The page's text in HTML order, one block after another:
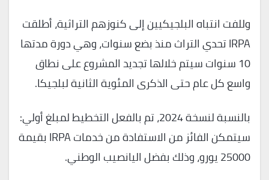
وللفت انتباه البلجيكيين إلى كنوزهم التراثية، أطلقت
IRPA تحدي التراث منذ بضع سنوات، وهي دورة مدتها
10 سنوات سيتم خلالها تجديد المشروع على نطاق
واسع كل عام حتى الذكرى المئوية الثانية لبلجيكا.
بالنسبة لنسخة 2024، تم بالفعل التخطيط لمبلغ أولي:
سيتمكن الفائز من الاستفادة من خدمات IRPA بقيمة
25000 يورو، وذلك بفضل اليانصيب الوطني.